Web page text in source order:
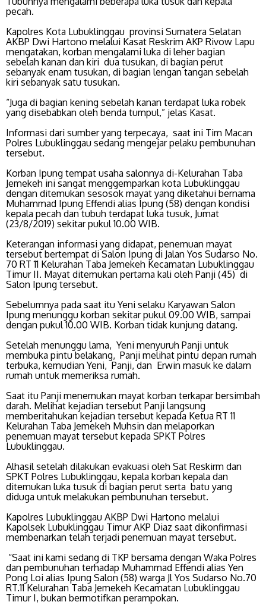
pecah.
Kapolres Kota Lubuklinggau provinsi Sumatera Selatan
AKBP Dwi Hartono melalui Kasat Reskrim AKP Rivow Lapu
mengatakan, korban mengalami luka di leher bagian
sebelah kanan dan kiri dua tusukan, di bagian perut
sebanyak enam tusukan, di bagian lengan tangan sebelah
kiri sebanyak satu tusukan.
“Juga di bagian kening sebelah kanan terdapat luka robek
yang disebabkan oleh benda tumpul,” jelas Kasat.
Informasi dari sumber yang terpecaya, saat ini Tim Macan
Polres Lubuklinggau sedang mengejar pelaku pembunuhan
tersebut.
Korban Ipung tempat usaha salonnya di-Kelurahan Taba
Jemekeh ini sangat menggemparkan kota Lubuklinggau
dengan ditemukan sesosok mayat yang diketahui bernama
Muhammad Ipung Effendi alias Ipung (58) dengan kondisi
kepala pecah dan tubuh terdapat luka tusuk, Jumat
(23/8/2019) sekitar pukul 10.00 WIB.
Keterangan informasi yang didapat, penemuan mayat
tersebut bertempat di Salon Ipung di Jalan Yos Sudarso No.
70 RT 11 Kelurahan Taba Jemekeh Kecamatan Lubuklinggau
Timur II. Mayat ditemukan pertama kali oleh Panji (45) di
Salon Ipung tersebut.
Sebelumnya pada saat itu Yeni selaku Karyawan Salon
Ipung menunggu korban sekitar pukul 09.00 WIB, sampai
dengan pukul 10.00 WIB. Korban tidak kunjung datang.
Setelah menunggu lama, Yeni menyuruh Panji untuk
membuka pintu belakang, Panji melihat pintu depan rumah
terbuka, kemudian Yeni, Panji, dan Erwin masuk ke dalam
rumah untuk memeriksa rumah.
Saat itu Panji menemukan mayat korban terkapar bersimbah
darah. Melihat kejadian tersebut Panji langsung
memberitahukan kejadian tersebut kepada Ketua RT 11
Kelurahan Taba Jemekeh Muhsin dan melaporkan
penemuan mayat tersebut kepada SPKT Polres
Lubuklinggau.
Alhasil setelah dilakukan evakuasi oleh Sat Reskirm dan
SPKT Polres Lubuklinggau, kepala korban kepala dan
ditemukan luka tusuk di bagian perut serta batu yang
diduga untuk melakukan pembunuhan tersebut.
Kapolres Lubuklinggau AKBP Dwi Hartono melalui
Kapolsek Lubuklinggau Timur AKP Diaz saat dikonfirmasi
membenarkan telah terjadi penemuan mayat tersebut.
“Saat ini kami sedang di TKP bersama dengan Waka Polres
dan pembunuhan terhadap Muhammad Effendi alias Yen
Pong Loi alias Ipung Salon (58) warga Jl Yos Sudarso No.70
RT.11 Kelurahan Taba Jemekeh Kecamatan Lubuklinggau
Timur I, bukan bermotifkan perampokan.